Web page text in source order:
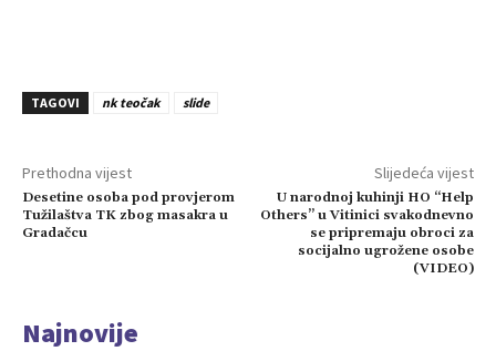
TAGOVI nk teočak slide
Prethodna vijest
Desetine osoba pod provjerom
Tužilaštva TK zbog masakra u
Gradačcu
Slijedeća vijest
U narodnoj kuhinji HO “Help
Others” u Vitinici svakodnevno
se pripremaju obroci za
socijalno ugrožene osobe
(VIDEO)
Najnovije